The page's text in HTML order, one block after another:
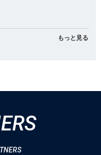
もっと見る